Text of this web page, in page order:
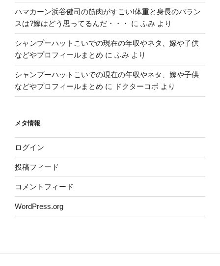
ハマカーン浜谷健司の筋肉がすごい!体重と身長のバラン
スは?嫁はどう思ってるんだ・・・
に ふみ より
シャンプーハットこいでの現在の年収やネタ、嫁や子供
などやプロフィールまとめ に ふみ より
シャンプーハットこいでの現在の年収やネタ、嫁や子供
などやプロフィールまとめ に ドクターコボ より
メタ情報
ログイン
投稿フィード
コメントフィード
WordPress.org